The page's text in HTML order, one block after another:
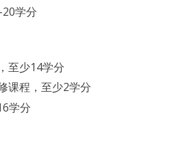
学分
至少14学分
课程，至少2学分
学分